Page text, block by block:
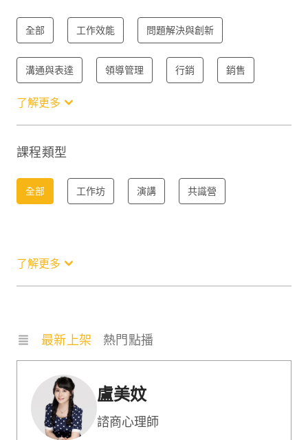
報名
文章
全部 工作效能 問題解決與創新
溝通與表達 領導管理 行銷 銷售
服務
了解更多
課程類型
全部 工作坊 演講 共識營
了解更多
最新上架 熱門點播
盧美妏
諮商心理師